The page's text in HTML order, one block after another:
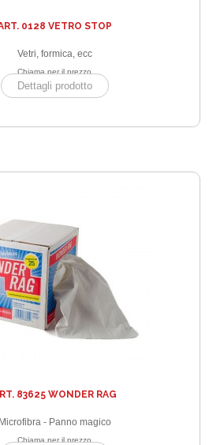
0128 VETRO STOP
Vetri, formica, ecc
Chiama per il prezzo
Dettagli prodotto
83625 WONDER RAG
Microfibra - Panno magico
Chiama per il prezzo